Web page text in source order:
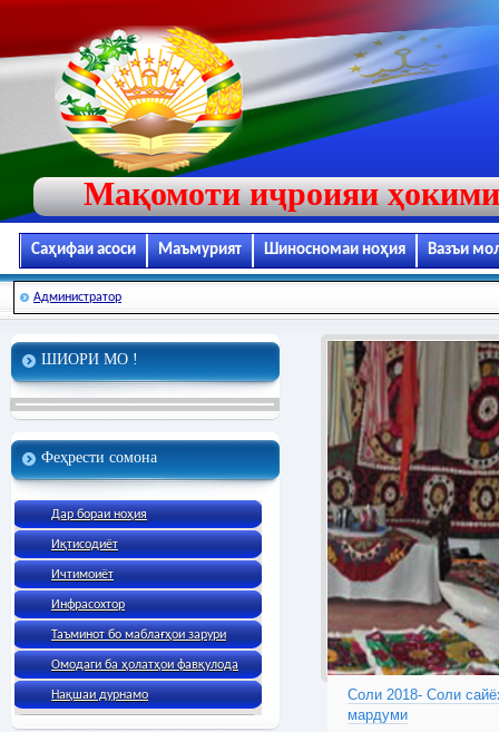
Мақомоти иҷроияи
Саҳифаи асоси Маъмурият Шиносномаи ноҳия Вазъи
Администратор
ШИОРИ МО !
Феҳрести сомона
Дар бораи ноҳия
Иқтисодиёт
Ичтимоиёт
Инфрасохтор
Таъминот бо маблағҳои зарури
Омодаги ба ҳолатҳои фавқулода
Нақшаи дурнамо
Соли 2018- Соли
мардуми